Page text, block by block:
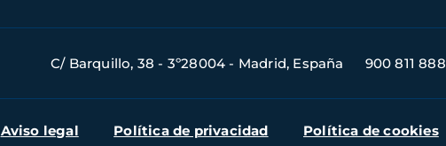
C/ Barquillo, 38 - 3º28004 - Madrid, España 900 811 888
Aviso legal Política de privacidad Política de cookies